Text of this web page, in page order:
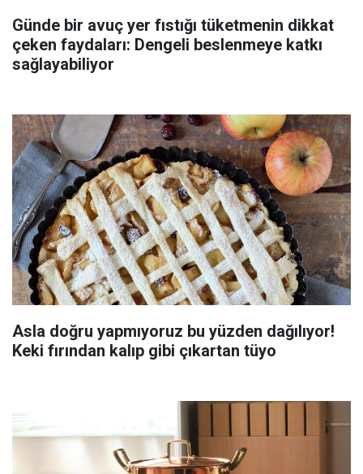
Günde bir avuç yer fıstığı tüketmenin dikkat
çeken faydaları: Dengeli beslenmeye katkı
sağlayabiliyor
Asla doğru yapmıyoruz bu yüzden dağılıyor!
Keki fırından kalıp gibi çıkartan tüyo